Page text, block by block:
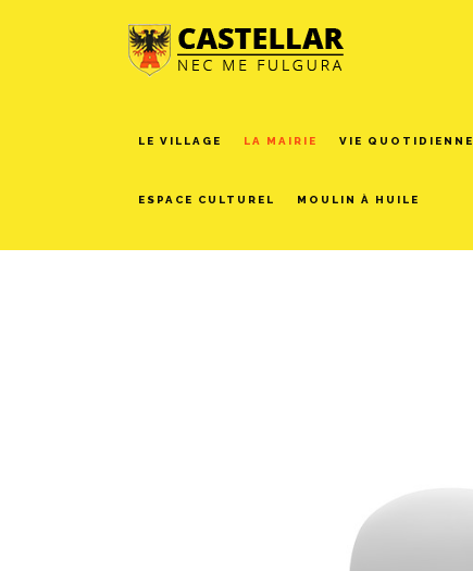
LE VILLAGE LA MAIRIE VIE QUOTIDIENNE
ESPACE CULTUREL MOULIN À HUILE